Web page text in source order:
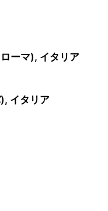
ーマ), イタリア
イタリア